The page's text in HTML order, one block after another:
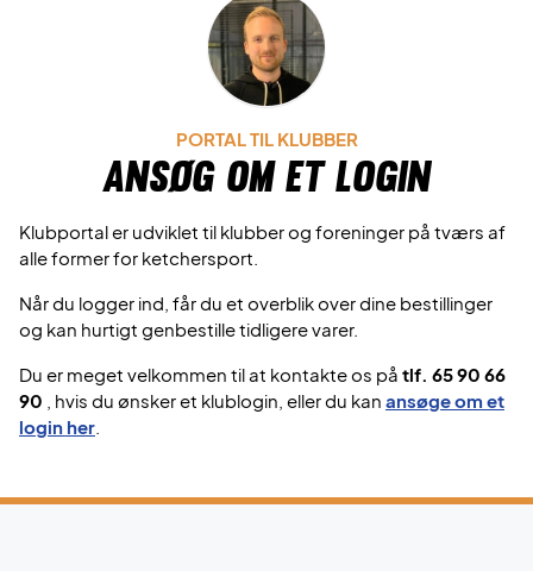
PORTAL TIL KLUBBER
Ansøg om et login
Klubportal er udviklet til klubber og foreninger på tværs af
alle former for ketchersport.
Når du logger ind, får du et overblik over dine bestillinger
og kan hurtigt genbestille tidligere varer.
Du er meget velkommen til at kontakte os på tlf. 65 90 66
90
, hvis du ønsker et klublogin, eller du kan ansøge om et
login her